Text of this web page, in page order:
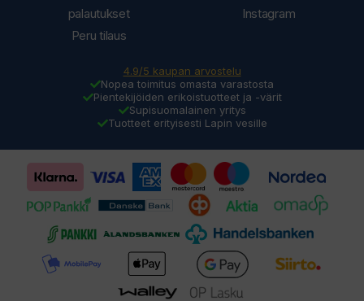
palautukset
Peru tilaus
Instagram
4.9/5 kaupan arvostelu
Nopea toimitus omasta varastosta
Pientekijöiden erikoistuotteet ja -värit
Supisuomalainen yritys
Tuotteet erityisesti Lapin vesille